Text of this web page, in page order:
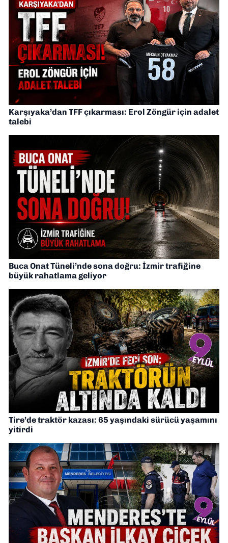
Karşıyaka’dan TFF çıkarması: Erol Zöngür için adalet
talebi
Buca Onat Tüneli’nde sona doğru: İzmir trafiğine
büyük rahatlama geliyor
Tire’de traktör kazası: 65 yaşındaki sürücü yaşamını
yitirdi